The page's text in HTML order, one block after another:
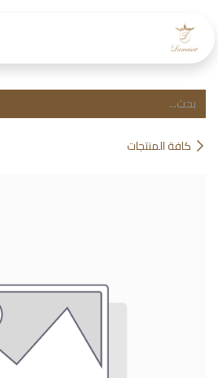
كافة المنتجات